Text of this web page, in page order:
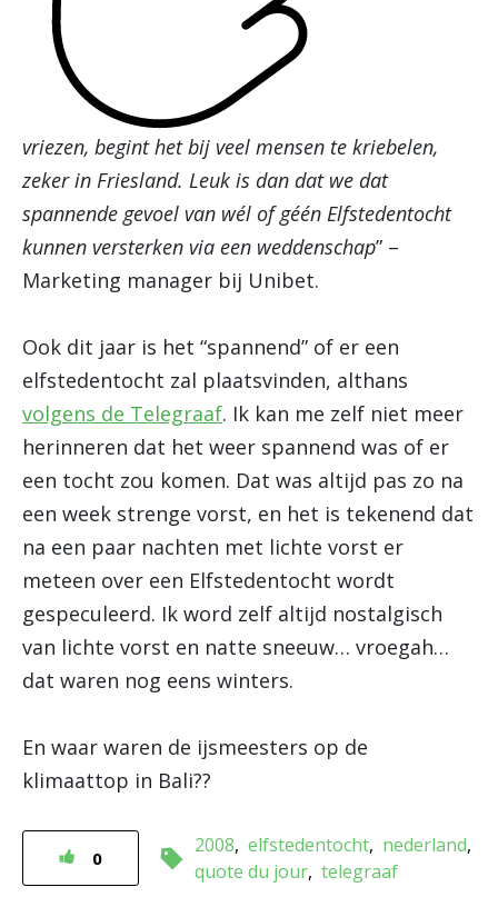
vriezen, begint het bij veel mensen te kriebelen,
zeker in Friesland. Leuk is dan dat we dat
spannende gevoel van wél of géén Elfstedentocht
kunnen versterken via een weddenschap” –
Marketing manager bij Unibet.
Ook dit jaar is het “spannend” of er een
elfstedentocht zal plaatsvinden, althans
volgens de Telegraaf. Ik kan me zelf niet meer
herinneren dat het weer spannend was of er
een tocht zou komen. Dat was altijd pas zo na
een week strenge vorst, en het is tekenend dat
na een paar nachten met lichte vorst er
meteen over een Elfstedentocht wordt
gespeculeerd. Ik word zelf altijd nostalgisch
van lichte vorst en natte sneeuw… vroegah…
dat waren nog eens winters.
En waar waren de ijsmeesters op de
klimaattop in Bali??
0
2008 elfstedentocht nederland
quote du jour telegraaf